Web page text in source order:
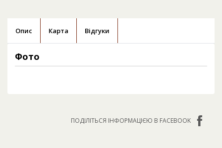
Опис Карта Відгуки
Фото
ПОДІЛІТЬСЯ ІНФОРМАЦІЄЮ В FACEBOOK